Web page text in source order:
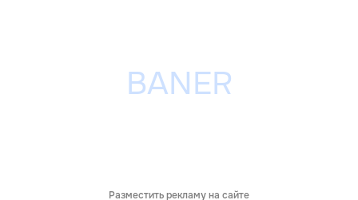
Разместить рекламу на сайте